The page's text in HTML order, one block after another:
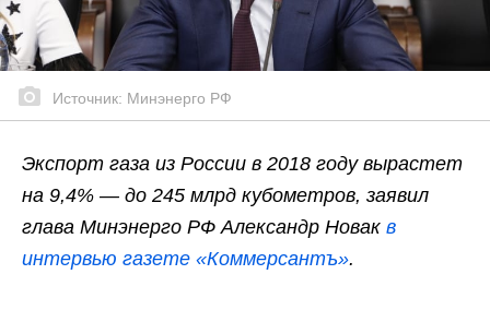
Источник: Минэнерго РФ
Экспорт газа из России в 2018 году вырастет
на 9,4% — до 245 млрд кубометров, заявил
глава Минэнерго РФ Александр Новак в
интервью газете «Коммерсантъ».